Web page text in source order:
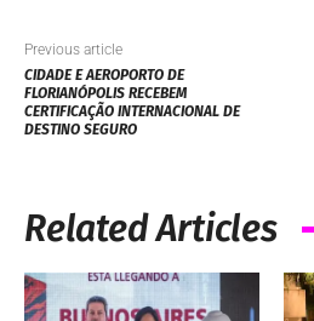
Previous article
CIDADE E AEROPORTO DE
FLORIANÓPOLIS RECEBEM
CERTIFICAÇÃO INTERNACIONAL DE
DESTINO SEGURO
Related Articles